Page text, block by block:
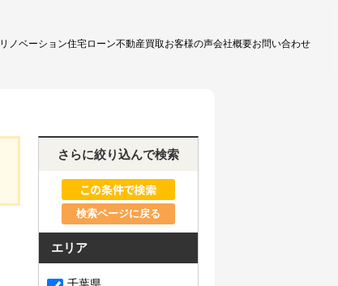
リノベーション住宅ローン不動産買取お客様の声会社概要お問い合わせ
さらに絞り込んで検索
検索ページに戻る
エリア